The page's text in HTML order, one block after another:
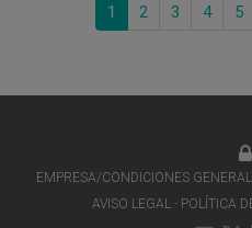
1 2 3 4 5
EMPRESA/CONDICIONES
AVISO LEGAL
POLÍTICA